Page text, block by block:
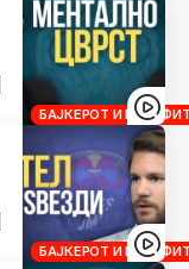
БАЈКЕРОТ И
БАЈКЕРОТ И